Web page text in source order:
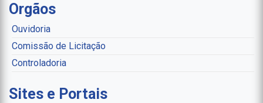
Orgãos
Ouvidoria
Comissão de Licitação
Controladoria
Sites e Portais